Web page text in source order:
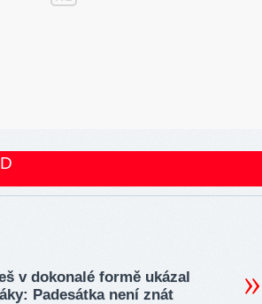
v dokonalé formě ukázal
Padesátka není znát